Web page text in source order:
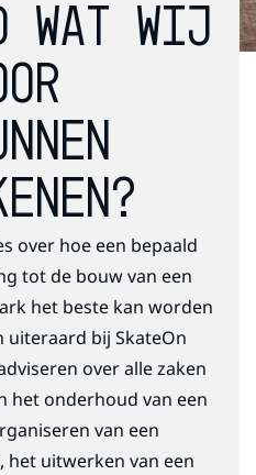
WAT WIJ
over hoe een bepaald
tot de bouw van een
het beste kan worden
uiteraard bij SkateOn
over alle zaken
het onderhoud van een
van een
uitwerken van een